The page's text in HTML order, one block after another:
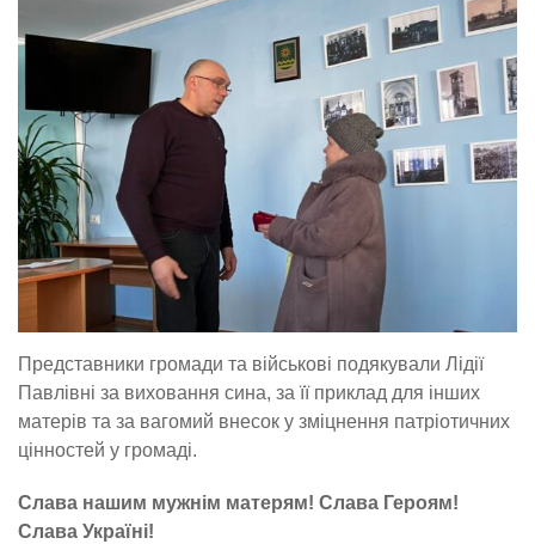
Представники громади та військові подякували Лідії
Павлівні за виховання сина, за її приклад для інших
матерів та за вагомий внесок у зміцнення патріотичних
цінностей у громаді.
Слава нашим мужнім матерям! Слава Героям!
Слава Україні!